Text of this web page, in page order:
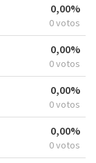
0,00%
0 votos
0,00%
0 votos
0,00%
0 votos
0,00%
0 votos